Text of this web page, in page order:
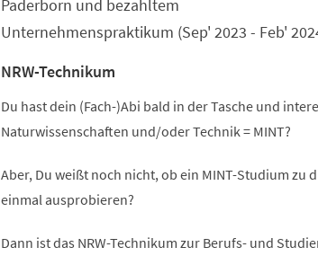
Paderborn und bezahltem
Unternehmenspraktikum (Sep' 2023 - Feb'
NRW-Technikum
Du hast dein (Fach-)Abi bald in der Tasche und
Naturwissenschaften und/oder Technik = MINT?
Aber, Du weißt noch nicht, ob ein MINT-Studium zu
einmal ausprobieren?
Dann ist das NRW-Technikum zur Berufs- und